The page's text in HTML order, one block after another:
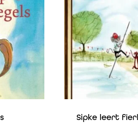
Sipke leert